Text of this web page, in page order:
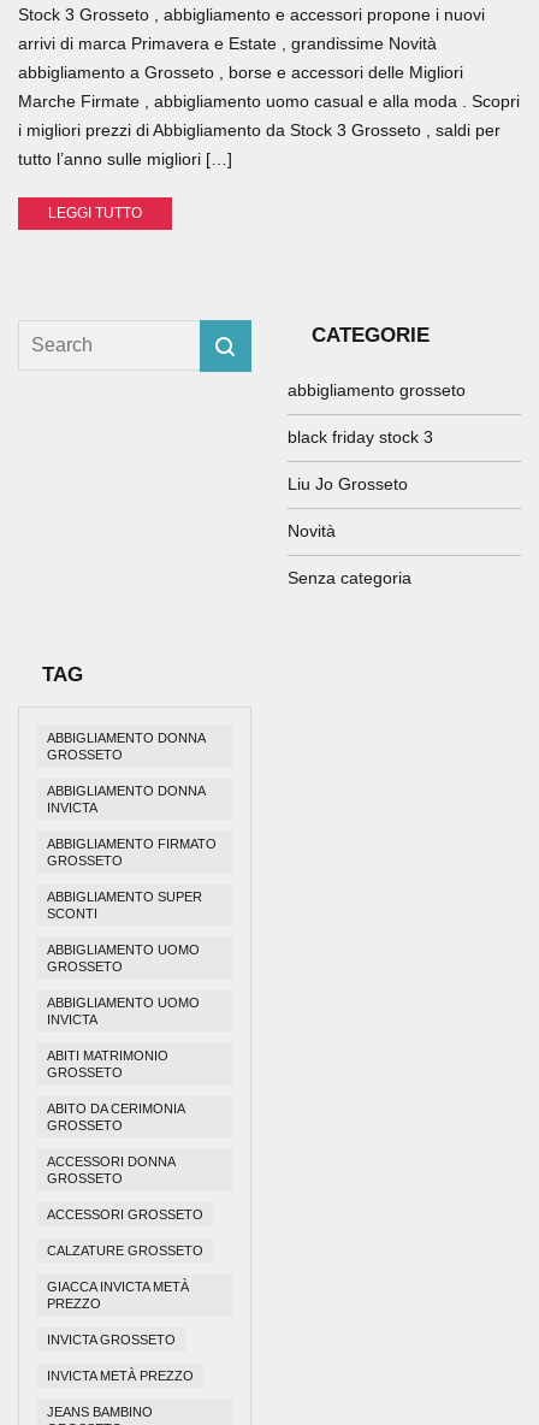
Stock 3 Grosseto , abbigliamento e accessori propone i nuovi
arrivi di marca Primavera e Estate , grandissime Novità
abbigliamento a Grosseto , borse e accessori delle Migliori
Marche Firmate , abbigliamento uomo casual e alla moda . Scopri
i migliori prezzi di Abbigliamento da Stock 3 Grosseto , saldi per
tutto l’anno sulle migliori […]
LEGGI TUTTO
CATEGORIE
abbigliamento grosseto
black friday stock 3
Liu Jo Grosseto
Novità
Senza categoria
TAG
ABBIGLIAMENTO DONNA
GROSSETO
ABBIGLIAMENTO DONNA
INVICTA
ABBIGLIAMENTO FIRMATO
GROSSETO
ABBIGLIAMENTO SUPER
SCONTI
ABBIGLIAMENTO UOMO
GROSSETO
ABBIGLIAMENTO UOMO
INVICTA
ABITI MATRIMONIO
GROSSETO
ABITO DA CERIMONIA
GROSSETO
ACCESSORI DONNA
GROSSETO
ACCESSORI GROSSETO
CALZATURE GROSSETO
GIACCA INVICTA METÀ
PREZZO
INVICTA GROSSETO
INVICTA METÀ PREZZO
JEANS BAMBINO